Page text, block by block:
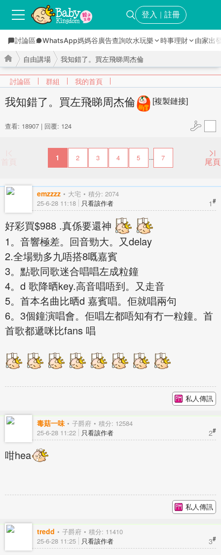
登入 ｜ 註冊
討論區 WhatsApp媽媽谷廣告查詢吹水玩樂 時事理財 由家出
討論區 群組 我的首頁
自由講場 我知錯了。買左飛睇周杰倫
查看: 18907 | 回覆: 124
我知錯了。買左飛睇周杰倫 [複製鏈接]
首頁 1 2 3 4 5 ... 7 尾頁
emzzzz 大宅 積分: 2074
1#
25-6-28 11:18 只看該作者
好彩買$988 .真係要還神
1。音響極差。回音勁大。又delay
2.全場勁多九唔搭8嘅嘉賓
3。點歌同歌迷合唱唱左成粒鐘
4。d 歌降晒key.高音唱唔到。又走音
5。首本名曲比晒d 嘉賓唱。佢就唱兩句
6。3個鐘演唱會。佢唱左都唔知有冇一粒鐘。首
首歌都遞咪比fans 唱
私人傳訊
毒菇一味 子爵府 積分: 12584
2#
25-6-28 11:22 只看該作者
咁hea
私人傳訊
tredd 子爵府 積分: 11410
3#
25-6-28 11:25 只看該作者